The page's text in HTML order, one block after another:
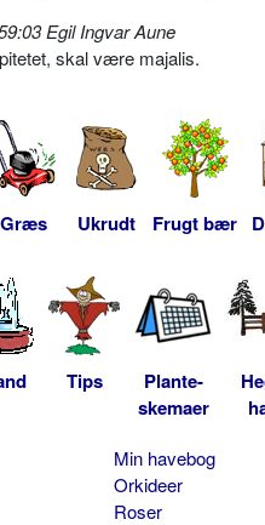
Egil Ingvar Aune
skal være majalis.
Græs Ukrudt Frugt bær
Tips
Plante-
skemaer
Min havebog
Orkideer
Roser